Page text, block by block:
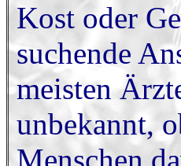
Kost oder
suchende
meisten
unbekannt,